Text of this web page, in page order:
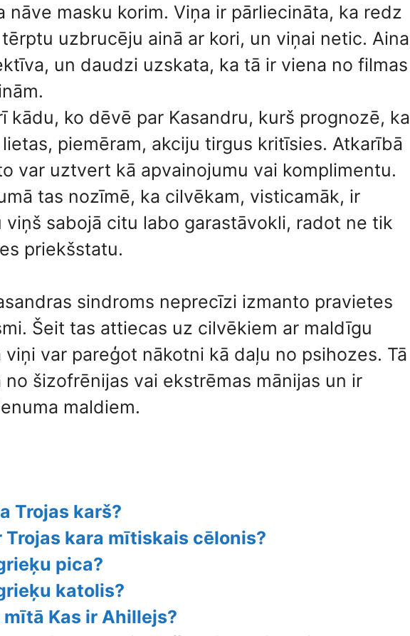
nāve masku korim. Viņa ir pārliecināta, ka redz
uzbrucēju ainā ar kori, un viņai netic. Aina
un daudzi uzskata, ka tā ir viena no filmas
kādu, ko dēvē par Kasandru, kurš prognozē, ka
piemēram, akciju tirgus kritīsies. Atkarībā
var uztvert kā apvainojumu vai komplimentu.
tas nozīmē, ka cilvēkam, visticamāk, ir
viņš sabojā citu labo garastāvokli, radot ne tik
priekšstatu.
sindroms neprecīzi izmanto pravietes
Šeit tas attiecas uz cilvēkiem ar maldīgu
var pareģot nākotni kā daļu no psihozes. Tā
no šizofrēnijas vai ekstrēmas mānijas un ir
maldiem.
Trojas karš?
Trojas kara mītiskais cēlonis?
pica?
katolis?
mītā Kas ir Ahillejs?